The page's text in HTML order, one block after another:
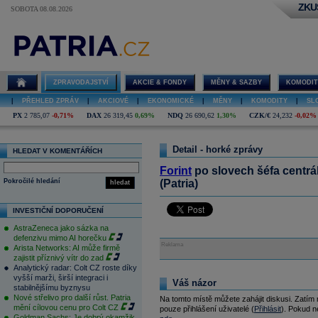
SOBOTA 08.08.2026
ZPRAVODAJSTVÍ AKCIE & FONDY MĚNY & SAZBY
PŘEHLED ZPRÁV AKCIOVÉ EKONOMICKÉ MĚNY KOMODITY
PX 2 785,07 -0,71% DAX 26 319,45 0,69% NDQ 26 690,62 1,30% CZK/€ 24,232 -0,02%
HLEDAT V KOMENTÁŘÍCH
hledat
Pokročilé hledání
INVESTIČNÍ DOPORUČENÍ
AstraZeneca jako sázka na
defenzivu mimo AI horečku
Arista Networks: AI může firmě
zajistit příznivý vítr do zad
Analytický radar: Colt CZ roste díky
vyšší marži, širší integraci i
stabilnějšímu byznysu
Nové střelivo pro další růst. Patria
mění cílovou cenu pro Colt CZ
Detail - horké zprávy
Forint po slovech šéfa
(Patria)
Reklama
Váš názor
Na tomto místě můžete zahájit diskusi.
pouze přihlášení uživatelé (Přihlásit). Pokud